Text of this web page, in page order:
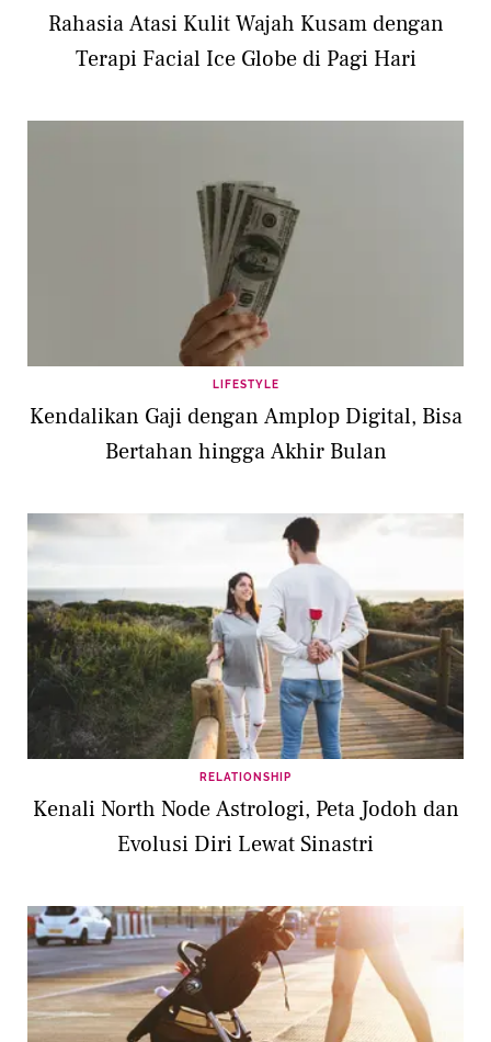
Rahasia Atasi Kulit Wajah Kusam dengan
Terapi Facial Ice Globe di Pagi Hari
LIFESTYLE
Kendalikan Gaji dengan Amplop Digital, Bisa
Bertahan hingga Akhir Bulan
RELATIONSHIP
Kenali North Node Astrologi, Peta Jodoh dan
Evolusi Diri Lewat Sinastri